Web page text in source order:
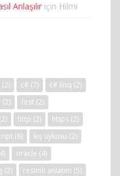
Anlaşılır için Hilmi
(2) c# (7) c# linq (2)
(2) first (2)
(2) http (2) https (2)
(6) kış uykusu (2)
oracle (4)
(2) resimli anlatım (5)